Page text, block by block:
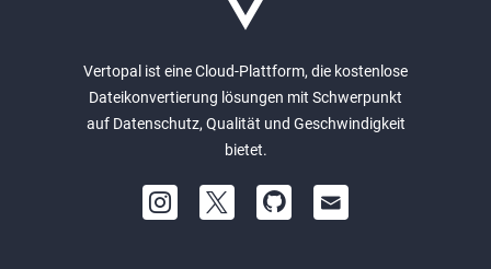
Vertopal ist eine Cloud-Plattform, die kostenlose
Dateikonvertierung lösungen mit Schwerpunkt
auf Datenschutz, Qualität und Geschwindigkeit
bietet.